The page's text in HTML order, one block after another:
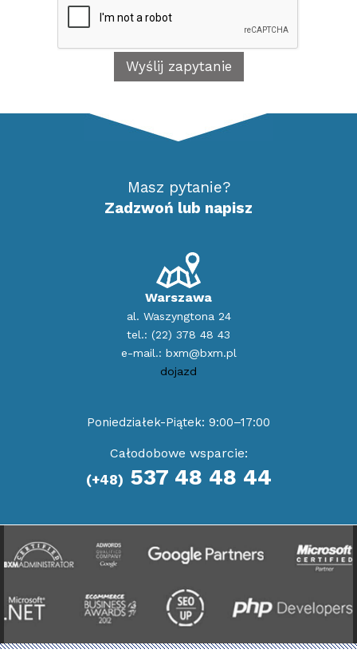
Masz pytanie?
Zadzwoń lub napisz
Warszawa
al. Waszyngtona 24
tel.: (22) 378 48 43
e-mail.: bxm@bxm.pl
dojazd
Poniedziałek-Piątek: 9:00–17:00
Całodobowe wsparcie:
(+48) 537 48 48 44